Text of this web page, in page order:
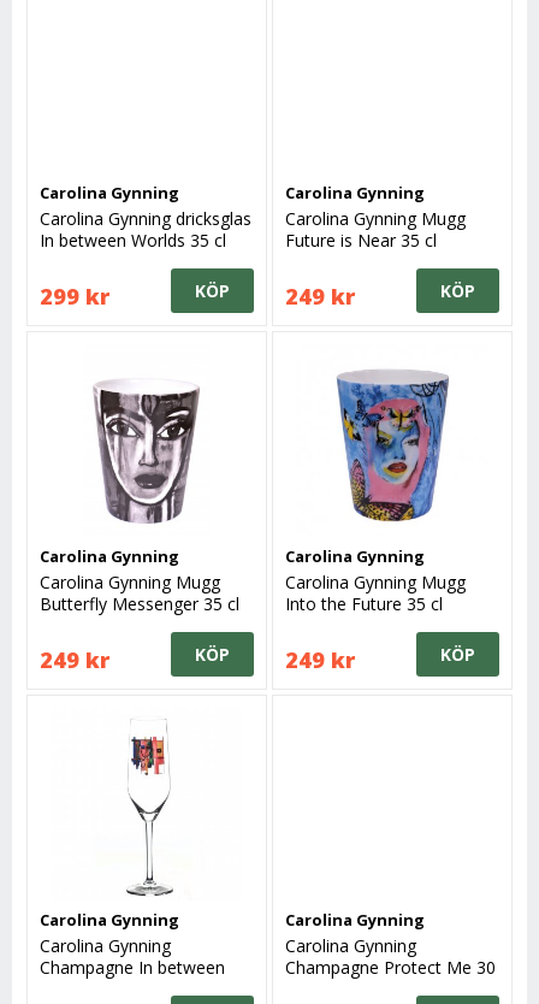
Carolina Gynning
Carolina Gynning dricksglas
In between Worlds 35 cl
299 kr KÖP
Carolina Gynning
Carolina Gynning Mugg
Future is Near 35 cl
249 kr KÖP
Carolina Gynning
Carolina Gynning Mugg
Butterfly Messenger 35 cl
249 kr KÖP
Carolina Gynning
Carolina Gynning Mugg
Into the Future 35 cl
249 kr KÖP
Carolina Gynning
Carolina Gynning
Champagne In between
Carolina Gynning
Carolina Gynning
Champagne Protect Me 30